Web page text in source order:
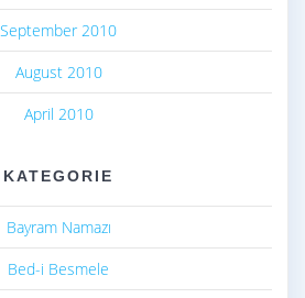
September 2010
August 2010
April 2010
KATEGORIE
Bayram Namazı
Bed-i Besmele